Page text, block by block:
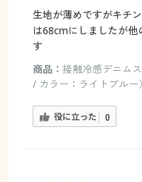
生地が薄めですがキチ
は68cmにしましたが他
す
商品： 接触冷感デニム
/ カラー：ライトブルー）
役に立った 0